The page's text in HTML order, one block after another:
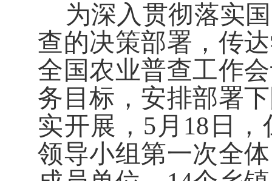
为深入贯彻落实
查的决策部署，传
全国农业普查工作
务目标，安排部署
实开展， 5 月 18 日
领导小组第一次全